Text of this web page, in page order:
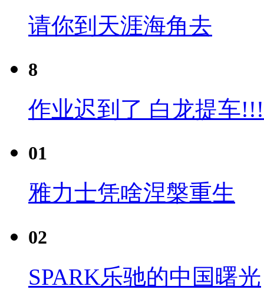
请你到天涯海角去
8
作业迟到了 白龙提车
01
雅力士凭啥涅槃重生
02
SPARK乐驰的中国曙光